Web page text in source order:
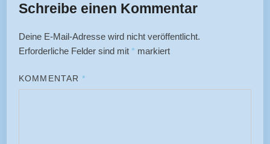
Schreibe einen Kommentar
Deine E-Mail-Adresse wird nicht veröffentlicht.
Erforderliche Felder sind mit* markiert
KOMMENTAR *